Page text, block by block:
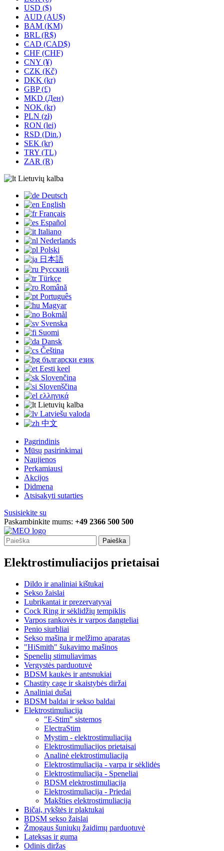
USD ($)
AUD (AU$)
BAM (KM)
BRL (R$)
CAD (CAD$)
CHF (CHF)
CNY (¥)
CZK (Kč)
DKK (kr)
GBP (£)
MKD (Ден)
NOK (kr)
PLN (zł)
RON (lei)
RSD (Din.)
SEK (kr)
TRY (TL)
ZAR (R)
Lietuvių kalba
Deutsch
English
Français
Español
Italiano
Nederlands
Polski
日本語
Русский
Türkçe
Română
Português
Magyar
Bokmål
Svenska
Suomi
Dansk
Čeština
български език
Eesti keel
Slovenčina
Slovenščina
ελληνικά
Lietuvių kalba
Latviešu valoda
中文
Pagrindinis
Mūsų pasirinkimai
Naujienos
Perkamiausi
Akcijos
Didmena
Atsisakyti sutarties
Susisiekite su
Paskambinkite mums: +49 2366 500 500
Paieška
Elektrostimuliacijos prietaisai
Dildo ir analiniai kištukai
Sekso žaislai
Lubrikantai ir prezervatyvai
Cock Ring ir sėklidžių tempiklis
Varpos rankovės ir varpos dangteliai
Penio siurbliai
Sekso mašina ir melžimo aparatas
"HiSmith" šukavimo mašinos
Spenelių stimuliavimas
Vergystės parduotuvė
BDSM kaukės ir antsnukiai
Chastity cage ir skaistybės diržai
Analiniai dušai
BDSM baldai ir sekso baldai
Elektrostimuliacija
"E-Stim" sistemos
ElectraStim
Mystim - elektrostimuliacija
Elektrostimuliacijos prietaisai
Analinė elektrostimuliacija
Elektrostimuliacija - varpa ir sėklidės
Elektrostimuliacija - Speneliai
BDSM elektrostimuliacija
Elektrostimuliacija - Priedai
Makšties elektrostimuliacija
Bičai, rykštės ir plaktukai
BDSM sekso žaislai
Žmogaus šuniukų žaidimų parduotuvė
Lateksas ir guma
Odinis diržas